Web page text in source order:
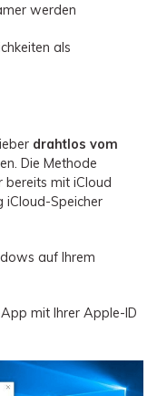
werden
als
drahtlos vom
Die Methode
bereits mit iCloud
iCloud-Speicher
auf Ihrem
mit Ihrer Apple-ID